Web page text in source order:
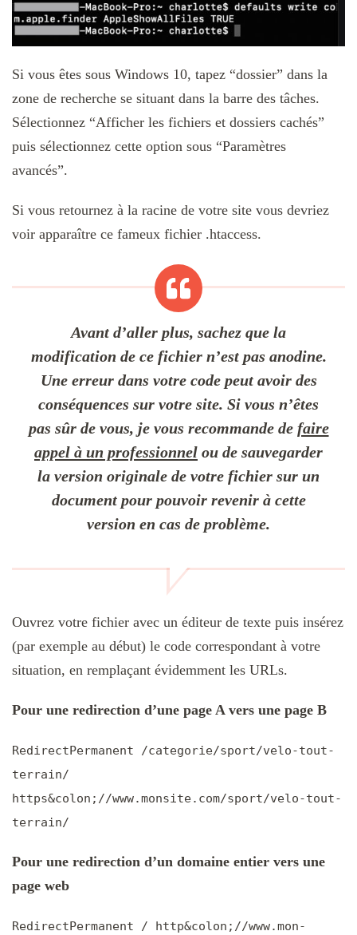
Si vous êtes sous Windows 10, tapez “dossier” dans la
zone de recherche se situant dans la barre des tâches.
Sélectionnez “Afficher les fichiers et dossiers cachés”
puis sélectionnez cette option sous “Paramètres
avancés”.
Si vous retournez à la racine de votre site vous devriez
voir apparaître ce fameux fichier .htaccess.
Avant d’aller plus, sachez que la
modification de ce fichier n’est pas anodine.
Une erreur dans votre code peut avoir des
conséquences sur votre site. Si vous n’êtes
pas sûr de vous, je vous recommande de faire
appel à un professionnel ou de sauvegarder
la version originale de votre fichier sur un
document pour pouvoir revenir à cette
version en cas de problème.
Ouvrez votre fichier avec un éditeur de texte puis insérez
(par exemple au début) le code correspondant à votre
situation, en remplaçant évidemment les URLs.
Pour une redirection d’une page A vers une page B
RedirectPermanent /categorie/sport/velo-tout-
terrain/
https&colon;//www.monsite.com/sport/velo-tout-
terrain/
Pour une redirection d’un domaine entier vers une
page web
RedirectPermanent / http&colon;//www.mon-